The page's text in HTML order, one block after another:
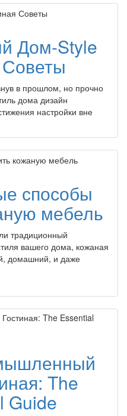
Дом-Style
Советы
в прошлом, но прочно
дома дизайн
настройки вне
способы
мебель
традиционный
вашего дома, кожаная
домашний, и даже
The
Guide